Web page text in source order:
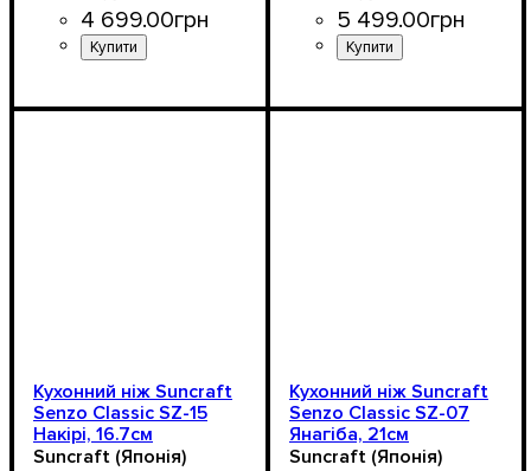
4 699.00грн 5 499.00грн
Кухонний ніж Suncraft
Senzo Classic SZ-15
Накірі, 16.7см
Suncraft (Японія)
Кухонний ніж Suncraft
Senzo Classic SZ-07
Янагіба, 21см
Suncraft (Японія)